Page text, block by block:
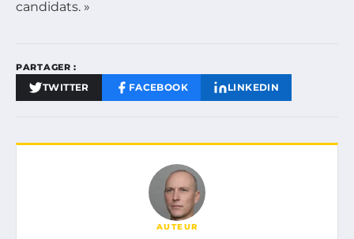
candidats. »
PARTAGER :
TWITTER FACEBOOK LINKEDIN
AUTEUR